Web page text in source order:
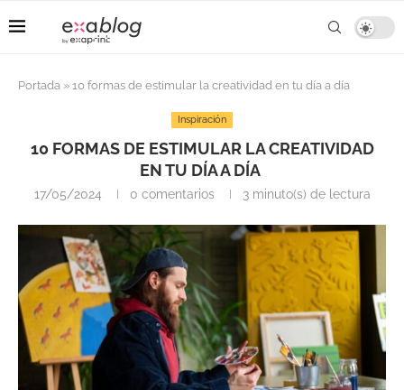
Portada » 10 formas de estimular la creatividad en tu día a día
Inspiración
10 FORMAS DE ESTIMULAR LA CREATIVIDAD
EN TU DÍA A DÍA
17/05/2024 0 comentarios 3 minuto(s) de lectura